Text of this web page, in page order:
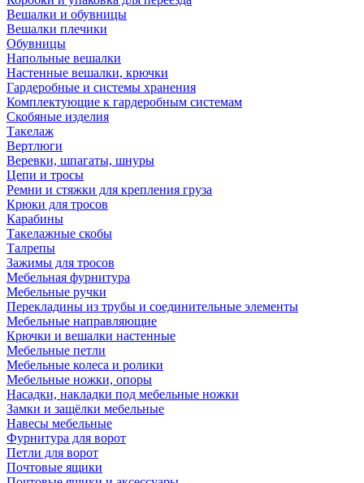
Вешалки и обувницы
Вешалки плечики
Обувницы
Напольные вешалки
Настенные вешалки, крючки
Гардеробные и системы хранения
Комплектующие к гардеробным системам
Скобяные изделия
Такелаж
Вертлюги
Веревки, шпагаты, шнуры
Цепи и тросы
Ремни и стяжки для крепления груза
Крюки для тросов
Карабины
Такелажные скобы
Талрепы
Зажимы для тросов
Мебельная фурнитура
Мебельные ручки
Перекладины из трубы и соединительные элементы
Мебельные направляющие
Крючки и вешалки настенные
Мебельные петли
Мебельные колеса и ролики
Мебельные ножки, опоры
Насадки, накладки под мебельные ножки
Замки и защёлки мебельные
Навесы мебельные
Фурнитура для ворот
Петли для ворот
Почтовые ящики